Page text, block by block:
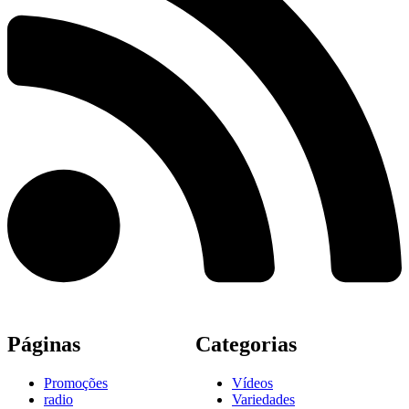
Páginas
Promoções
radio
Categorias
Vídeos
Variedades